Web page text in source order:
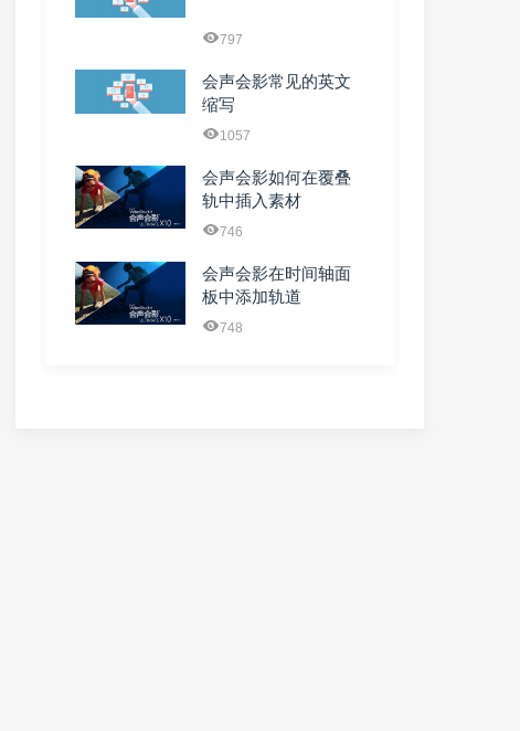
797
会声会影常见的英文
缩写
1057
会声会影如何在覆叠
轨中插入素材
746
会声会影在时间轴面
板中添加轨道
748